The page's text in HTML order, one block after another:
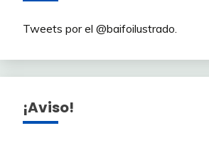
Tweets por el @baifoilustrado.
¡Aviso!